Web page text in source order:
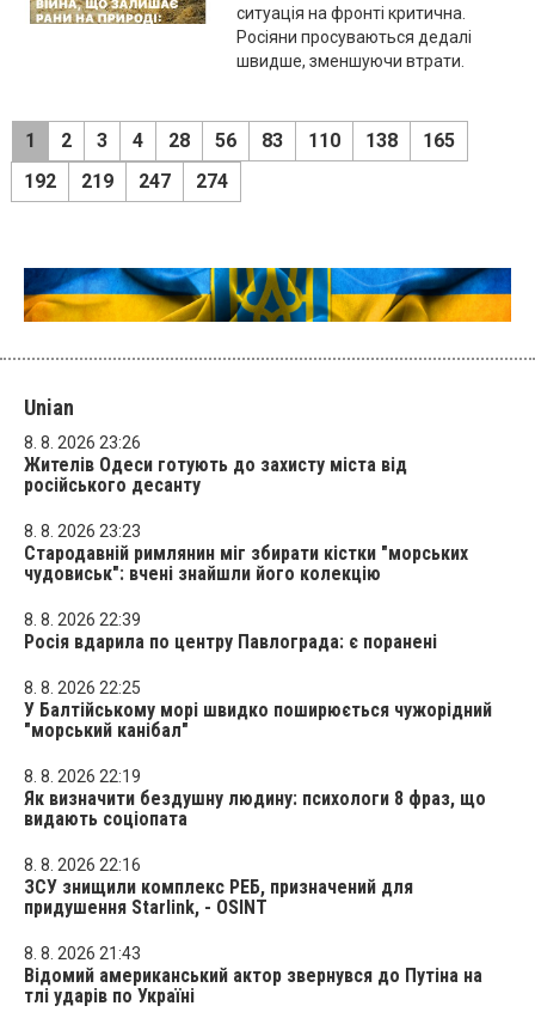
ситуація на фронті критична.
Росіяни просуваються дедалі
швидше, зменшуючи втрати.
1 2 3 4 28 56 83 110 138
165
192
219 247 274
Unian
8. 8. 2026 23:26
Жителів Одеси готують до захисту міста від
російського десанту
8. 8. 2026 23:23
Стародавній римлянин міг збирати кістки "морських
чудовиськ": вчені знайшли його колекцію
8. 8. 2026 22:39
Росія вдарила по центру Павлограда: є поранені
8. 8. 2026 22:25
У Балтійському морі швидко поширюється чужорідний
"морський канібал"
8. 8. 2026 22:19
Як визначити бездушну людину: психологи 8 фраз, що
видають соціопата
8. 8. 2026 22:16
ЗСУ знищили комплекс РЕБ, призначений для
придушення Starlink, - OSINT
8. 8. 2026 21:43
Відомий американський актор звернувся до Путіна на
тлі ударів по Україні